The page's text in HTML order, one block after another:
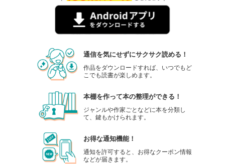
通信を気にせずにサクサク読める！
作品をダウンロードすれば、いつでもど
こでも読書が楽しめます。
本棚を作って本の整理ができる！
ジャンルや作家ごとなどに本を分類し
て、鍵もかけられます。
お得な通知機能！
通知を許可すると、お得なクーポン情報
などが届きます。